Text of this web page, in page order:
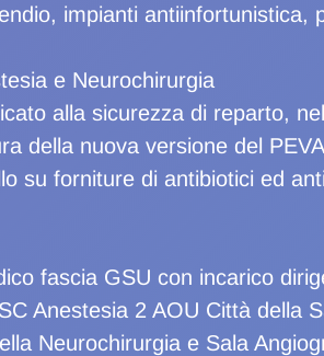
impianti antiinfortunistica,
e Neurochirurgia
alla sicurezza di reparto,
della nuova versione del
su forniture di antibiotici ed
fascia GSU con incarico
Anestesia 2 AOU Città della
Neurochirurgia e Sala